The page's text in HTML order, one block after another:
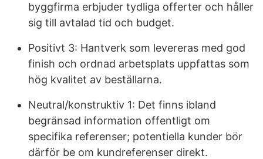
byggfirma erbjuder tydliga offerter och håller
sig till avtalad tid och budget.
Positivt 3: Hantverk som levereras med god
finish och ordnad arbetsplats uppfattas som
hög kvalitet av beställarna.
Neutral/konstruktiv 1: Det finns ibland
begränsad information offentligt om
specifika referenser; potentiella kunder bör
därför be om kundreferenser direkt.